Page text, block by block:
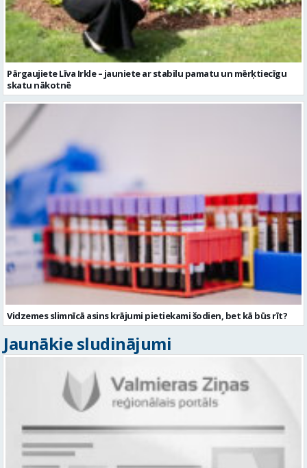
Pārgaujiete Līva Irkle – jauniete ar stabilu pamatu un mērķtiecīgu
skatu nākotnē
Vidzemes slimnīcā asins krājumi pietiekami šodien, bet kā būs rīt?
Jaunākie sludinājumi